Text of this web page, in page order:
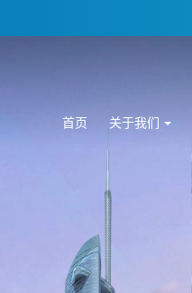
首页 关于我们